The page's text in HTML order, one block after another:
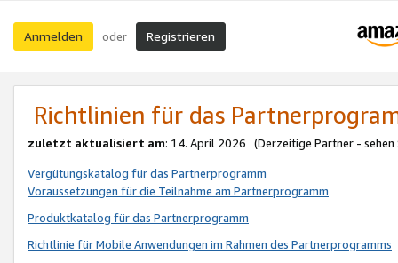
Anmelden oder Registrieren
Richtlinien für das
zuletzt aktualisiert am: 14. April 2026 (Derzeitige Partner - sehen
Vergütungskatalog für das Partnerprogramm
Voraussetzungen für die Teilnahme am Partnerprogramm
Produktkatalog für das Partnerprogramm
Richtlinie für Mobile Anwendungen im Rahmen des Partnerprogramms